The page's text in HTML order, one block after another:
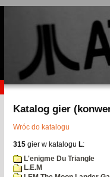
Katalog gier
Wróc do katalogu
315 gier w katalogu L:
L'enigme Du Triangle
L.E.M